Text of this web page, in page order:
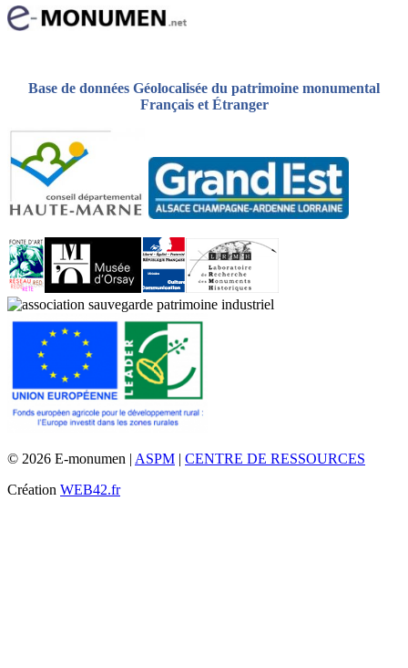
Base de données Géolocalisée du patrimoine monumental
Français et Étranger
© 2026 E-monumen | ASPM | CENTRE DE RESSOURCES
Création WEB42.fr